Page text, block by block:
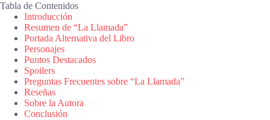
Tabla de Contenidos
Introducción
Resumen de “La Llamada”
Portada Alternativa del Libro
Personajes
Puntos Destacados
Spoilers
Preguntas Frecuentes sobre “La Llamada”
Reseñas
Sobre la Autora
Conclusión